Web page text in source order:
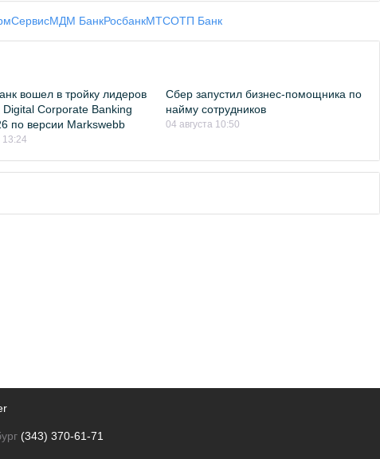
МДМ БанкРосбанкМТСОТП Банк
вошел в тройку лидеров
Digital Corporate Banking
по версии Markswebb
13:24
Сбер запустил бизнес-помощника по
найму сотрудников
04 августа 10:50
(343) 370-61-71